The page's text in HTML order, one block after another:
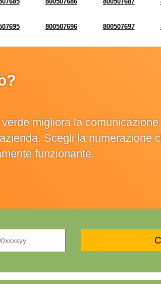
800507696 800507697
migliora la
Scegli la numerazione
funzionante.